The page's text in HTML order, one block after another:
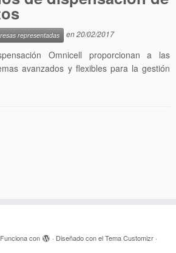
representadas en20/02/2017
Omnicell proporcionan a las
avanzados y flexibles para la gestión
Funciona con · Diseñado con elTema Customizr ·